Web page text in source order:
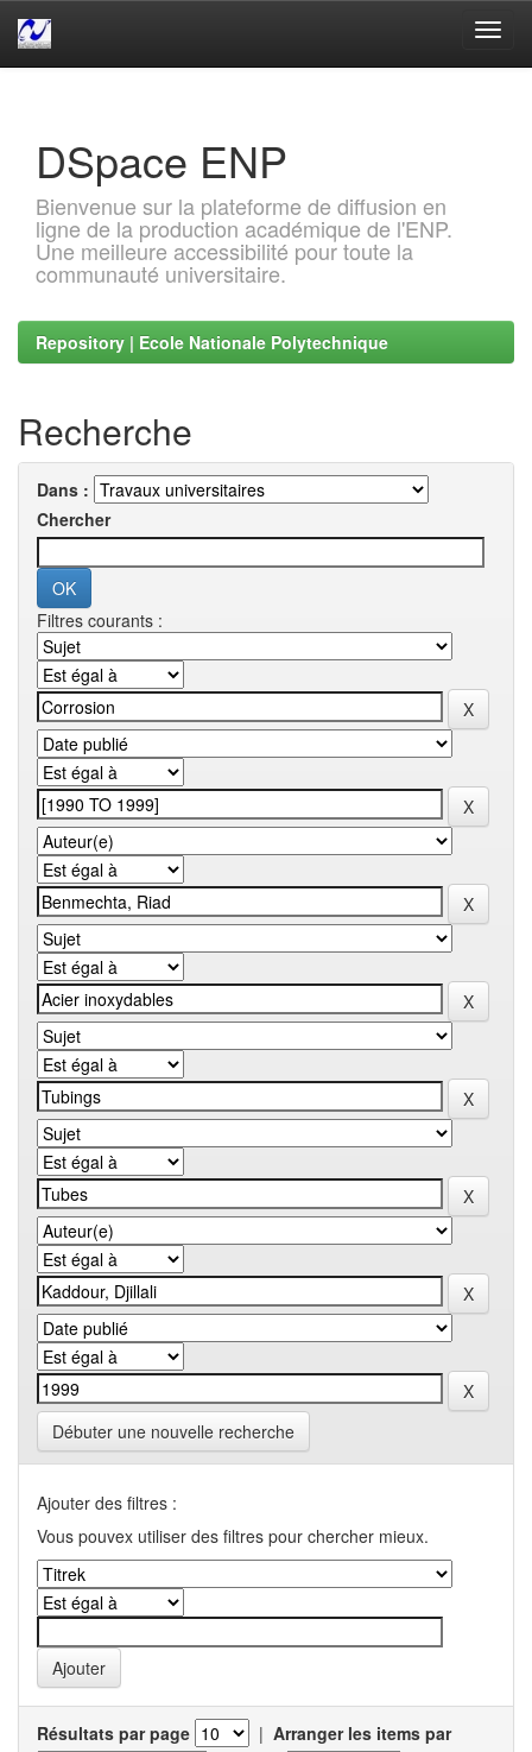
DSpace ENP
Bienvenue sur la plateforme de diffusion en
ligne de la production académique de l'ENP.
Une meilleure accessibilité pour toute la
communauté universitaire.
Repository | Ecole Nationale Polytechnique
Recherche
Dans :
Chercher
Filtres courants :
Débuter une nouvelle recherche
Ajouter des filtres :
Vous pouvex utiliser des filtres pour chercher mieux.
Résultats par page | Arranger les items par